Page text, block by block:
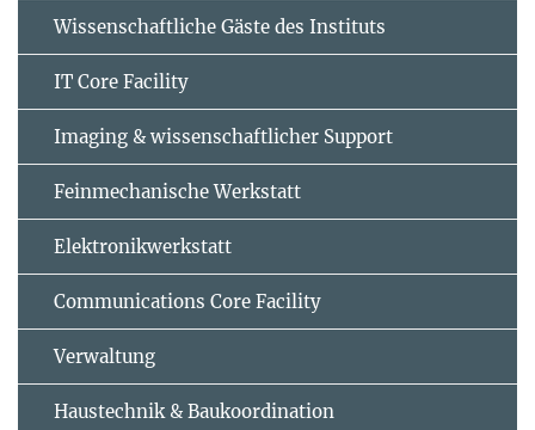
Wissenschaftliche Gäste des Instituts
IT Core Facility
Imaging & wissenschaftlicher Support
Feinmechanische Werkstatt
Elektronikwerkstatt
Communications Core Facility
Verwaltung
Haustechnik & Baukoordination